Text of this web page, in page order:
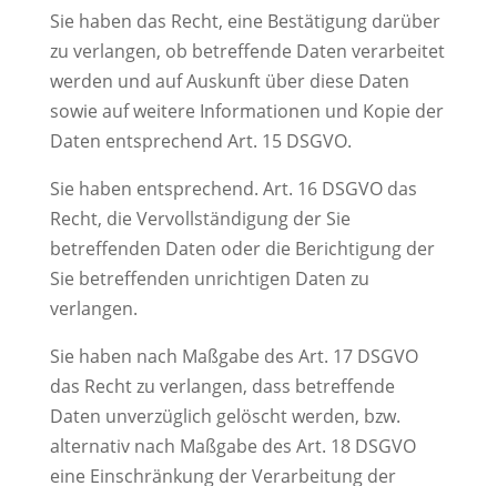
Sie haben das Recht, eine Bestätigung darüber
zu verlangen, ob betreffende Daten verarbeitet
werden und auf Auskunft über diese Daten
sowie auf weitere Informationen und Kopie der
Daten entsprechend Art. 15 DSGVO.
Sie haben entsprechend. Art. 16 DSGVO das
Recht, die Vervollständigung der Sie
betreffenden Daten oder die Berichtigung der
Sie betreffenden unrichtigen Daten zu
verlangen.
Sie haben nach Maßgabe des Art. 17 DSGVO
das Recht zu verlangen, dass betreffende
Daten unverzüglich gelöscht werden, bzw.
alternativ nach Maßgabe des Art. 18 DSGVO
eine Einschränkung der Verarbeitung der